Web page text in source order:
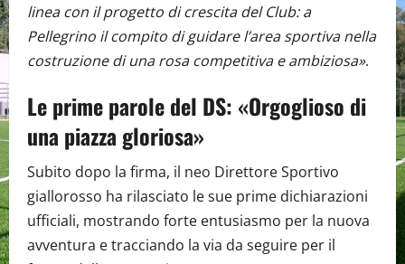
linea con il progetto di crescita del Club: a
Pellegrino il compito di guidare l’area sportiva nella
costruzione di una rosa competitiva e ambiziosa».
Le prime parole del DS: «Orgoglioso di
una piazza gloriosa»
Subito dopo la firma, il neo Direttore Sportivo
giallorosso ha rilasciato le sue prime dichiarazioni
ufficiali, mostrando forte entusiasmo per la nuova
avventura e tracciando la via da seguire per il